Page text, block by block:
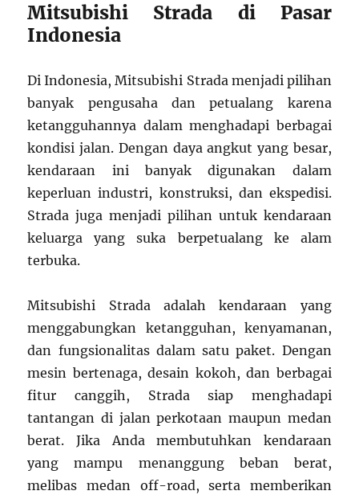
Mitsubishi Strada di Pasar
Indonesia
Di Indonesia, Mitsubishi Strada menjadi pilihan
banyak pengusaha dan petualang karena
ketangguhannya dalam menghadapi berbagai
kondisi jalan. Dengan daya angkut yang besar,
kendaraan ini banyak digunakan dalam
keperluan industri, konstruksi, dan ekspedisi.
Strada juga menjadi pilihan untuk kendaraan
keluarga yang suka berpetualang ke alam
terbuka.
Mitsubishi Strada adalah kendaraan yang
menggabungkan ketangguhan, kenyamanan,
dan fungsionalitas dalam satu paket. Dengan
mesin bertenaga, desain kokoh, dan berbagai
fitur canggih, Strada siap menghadapi
tantangan di jalan perkotaan maupun medan
berat. Jika Anda membutuhkan kendaraan
yang mampu menanggung beban berat,
melibas medan off-road, serta memberikan